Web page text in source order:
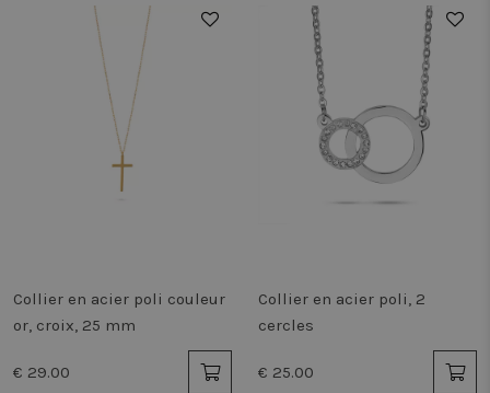
Collier en acier poli couleur
or, croix, 25 mm
€ 29.00
Collier en acier poli, 2
cercles
€ 25.00